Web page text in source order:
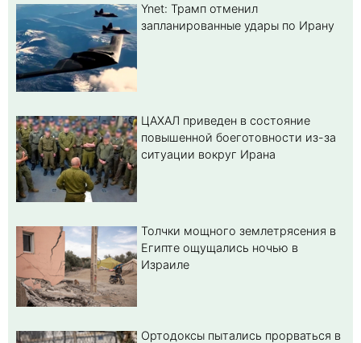
Ynet: Трамп отменил
запланированные удары по Ирану
ЦАХАЛ приведен в состояние
повышенной боеготовности из-за
ситуации вокруг Ирана
Толчки мощного землетрясения в
Египте ощущались ночью в
Израиле
Ортодоксы пытались прорваться в